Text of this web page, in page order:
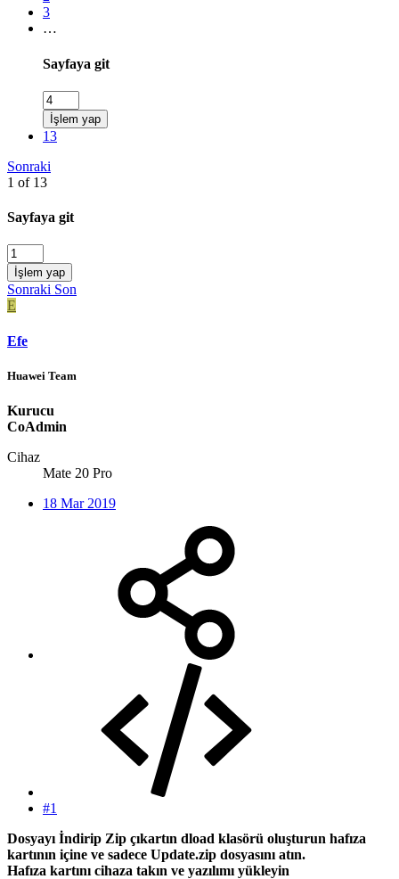
3
…
Sayfaya git
İşlem yap
13
Sonraki
1 of 13
Sayfaya git
İşlem yap
Sonraki Son
E
Efe
Huawei Team
Kurucu
CoAdmin
Cihaz
Mate 20 Pro
18 Mar 2019
#1
Dosyayı İndirip Zip çıkartın dload klasörü oluşturun hafıza
kartının içine ve sadece Update.zip dosyasını atın.
Hafıza kartını cihaza takın ve yazılımı yükleyin